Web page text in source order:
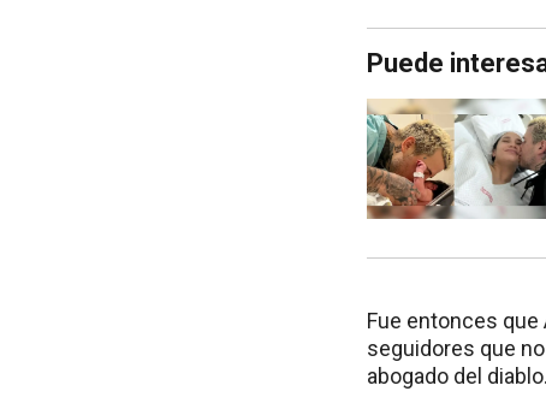
Puede
Fue entonces que
seguidores que
abogado del